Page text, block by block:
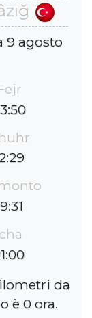
9 agosto
da
è 0 ora.